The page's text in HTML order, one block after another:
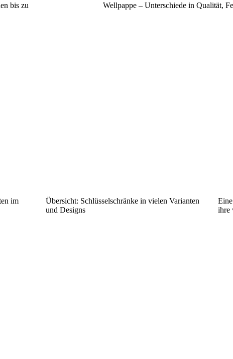
bis zu
Wellpappe – Unterschiede in Qualität,
im
Übersicht: Schlüsselschränke in vielen Varianten
und Designs
ihre